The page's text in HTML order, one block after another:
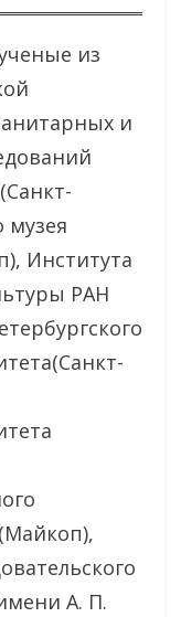
из
и
музея
Института
РАН
А. П.